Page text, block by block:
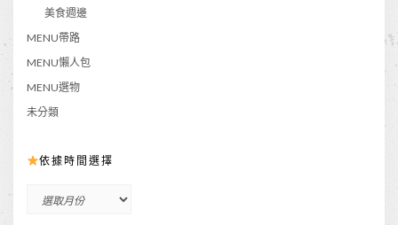
美食週邊
MENU帶路
MENU懶人包
MENU選物
未分類
依據時間選擇